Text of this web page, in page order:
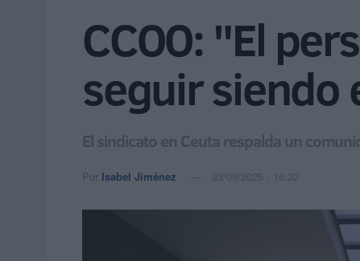
CCOO: "El
seguir siendo
El sindicato en Ceuta respalda un
Por Isabel Jiménez 23/09/2025 - 16:32